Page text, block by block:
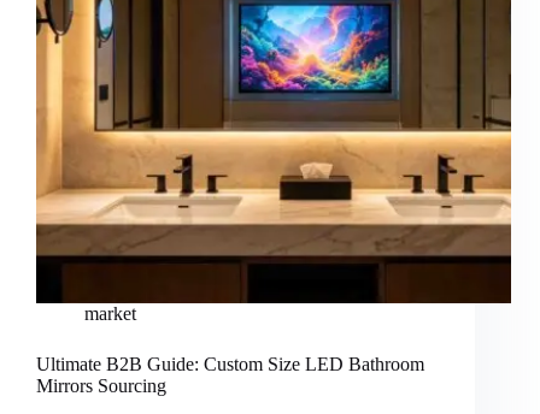
market
Ultimate B2B Guide: Custom Size LED Bathroom
Mirrors Sourcing